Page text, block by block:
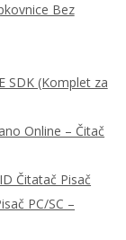
Bez
SDK (Komplet za
Online – Čitač
Čitatač Pisač
PC/SC –